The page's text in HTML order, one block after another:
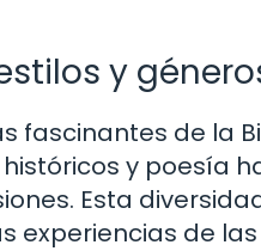
y
fascinantes de la
y poesía
Esta
experiencias de